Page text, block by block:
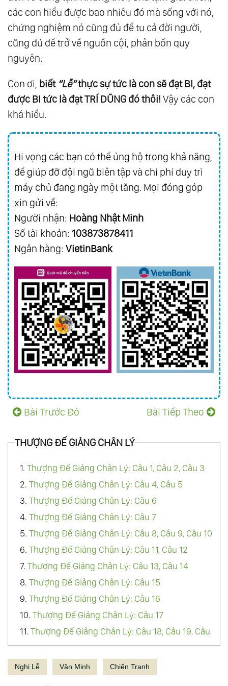
70.Kim Thân Cha Giải Thắc Mắc Của Một Số
Cho Tín Đồ Thiên Chúa Giáo (1983)
71.Kim Thân Cha Giảng Về “Giả, Chơn, Hư,
Thực” (1983)
72.Huấn Từ Của Kim Thân Cha Dịp Đầu Xuân
Giáp Tý (1984)
73.Huấn Từ Nhắn Nhủ Bạn Tu Vô Vi (1991)
74.Vài Lời Nhắn Nhủ 2005
Vụ Tham Khảo Thêm (1978)
76.Thượng Đế Giảng Chân Lý Pdf
các con hiểu được bao nhiêu đó mà sống với nó,
chứng nghiệm nó cũng đủ để tu cả đời người,
cũng đủ để trở về nguồn cội, phản bổn quy
nguyên.
Con ơi, biết “Lễ”thực sựtức là con sẽ đạt BI, đạt
được BI tức là đạt TRÍ DŨNG đó thôi! Vậy các con
khá hiểu.
Hi vọng các bạn có thể ủng hộ trong khả năng,
để giúp đỡ đội ngũ biên tập và chi phí duy trì
máy chủ đang ngày một tăng. Mọi đóng góp
xin gửi về:
Người nhận: Hoàng Nhật Minh
Số tài khoản: 103873878411
Ngân hàng: VietinBank
Bài Trước Đó Bài Tiếp Theo
THƯỢNG ĐẾ GIẢNG CHÂN LÝ
1. Thượng Đế Giảng Chân Lý: Câu 1, Câu 2, Câu 3
2. Thượng Đế Giảng Chân Lý: Câu 4, Câu 5
3. Thượng Đế Giảng Chân Lý: Câu 6
4. Thượng Đế Giảng Chân Lý: Câu 7
5. Thượng Đế Giảng Chân Lý: Câu 8, Câu 9, Câu 10
6. Thượng Đế Giảng Chân Lý: Câu 11, Câu 12
7. Thượng Đế Giảng Chân Lý: Câu 13, Câu 14
8. Thượng Đế Giảng Chân Lý: Câu 15
9. Thượng Đế Giảng Chân Lý: Câu 16
10. Thượng Đế Giảng Chân Lý: Câu 17
11. Thượng Đế Giảng Chân Lý: Câu 18, Câu 19, Câu
20
12.Thượng Đế Giảng Chân Lý: Câu 21
Nghi Lễ Văn Minh Chiến Tranh